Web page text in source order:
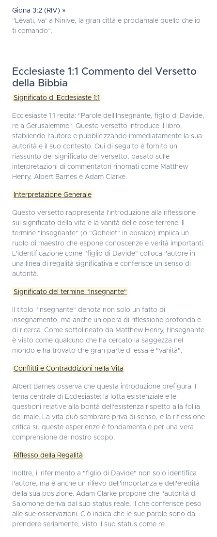
Giona 3:2 (RIV) »
“Lèvati, va’ a Ninive, la gran città e proclamale quello che io
ti comando”.
Ecclesiaste 1:1 Commento del Versetto
della Bibbia
Significato di Ecclesiaste 1:1
Ecclesiaste 1:1 recita: "Parole dell'Insegnante, figlio di Davide,
re a Gerusalemme". Questo versetto introduce il libro,
stabilendo l'autore e pubblicizzando immediatamente la sua
autorità e il suo contesto. Qui di seguito è fornito un
riassunto del significato del versetto, basato sulle
interpretazioni di commentatori rinomati come Matthew
Henry, Albert Barnes e Adam Clarke.
Interpretazione Generale
Questo versetto rappresenta l'introduzione alla riflessione
sul significato della vita e la vanità delle cose terrene. Il
termine "Insegnante" (o "Qohelet" in ebraico) implica un
ruolo di maestro che espone conoscenze e verità importanti.
L'identificazione come "figlio di Davide" colloca l'autore in
una linea di regalità significativa e conferisce un senso di
autorità.
Significato del termine "Insegnante"
Il titolo "Insegnante" denota non solo un fatto di
insegnamento, ma anche un'opera di riflessione profonda e
di ricerca. Come sottolineato da Matthew Henry, l'Insegnante
è visto come qualcuno che ha cercato la saggezza nel
mondo e ha trovato che gran parte di essa è "vanità".
Conflitti e Contraddizioni nella Vita
Albert Barnes osserva che questa introduzione prefigura il
tema centrale di Ecclesiaste: la lotta esistenziale e le
questioni relative alla bontà dell'esistenza rispetto alla follia
del male. La vita può sembrare priva di senso, e la riflessione
critica su queste esperienze è fondamentale per una vera
comprensione del nostro scopo.
Riflesso della Regalità
Inoltre, il riferimento a "figlio di Davide" non solo identifica
l'autore, ma è anche un rilievo dell'importanza e dell'eredità
della sua posizione. Adam Clarke propone che l'autorità di
Salomone deriva dal suo status reale, il che conferisce peso
alle sue osservazioni. Ciò indica che le sue parole sono da
prendere seriamente, visto il suo status come re.